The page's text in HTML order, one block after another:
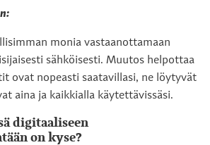
monia vastaanottamaan
sähköisesti. Muutos helpottaa
ovat nopeasti saatavillasi, ne löytyvät
aina ja kaikkialla käytettävissäsi.
digitaaliseen
on kyse?